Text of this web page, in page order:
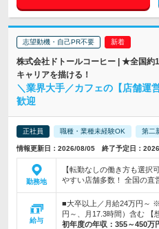
志望動機・自己PR不要
株式会社ドトールコーヒー | ★全国
キャリアを描ける！
＼業界大手／カフェの【店舗運
歓迎
正社員 職種・業種未経験OK 第二
情報更新日：2026/08/05 終了予定日：
勤務地
【転勤なしの働き方も選択
やすい店舗多数！ 全国の直
給与
■大卒以上／月給24万円～
円～、月17.3時間）含む 【
初年度の年収： 355～450万